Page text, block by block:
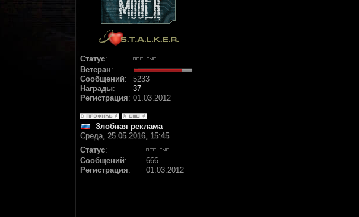
Статус:
Ветеран:
Сообщений:
5233
Награды:
37
Регистрация: 01.03.2012
Злобная реклама
Среда, 25.05.2016, 15:45
Статус:
Сообщений:
666
Регистрация: 01.03.2012